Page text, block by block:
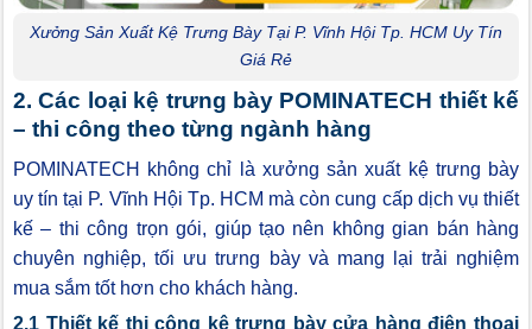
Xưởng Sản Xuất Kệ Trưng Bày Tại P. Vĩnh Hội Tp. HCM Uy Tín
Giá Rẻ
2. Các loại kệ trưng bày POMINATECH thiết kế
– thi công theo từng ngành hàng
POMINATECH không chỉ là xưởng sản xuất kệ trưng bày
uy tín tại P. Vĩnh Hội Tp. HCM mà còn cung cấp dịch vụ thiết
kế – thi công trọn gói, giúp tạo nên không gian bán hàng
chuyên nghiệp, tối ưu trưng bày và mang lại trải nghiệm
mua sắm tốt hơn cho khách hàng.
2.1 Thiết kế thi công kệ trưng bày cửa hàng điện thoại